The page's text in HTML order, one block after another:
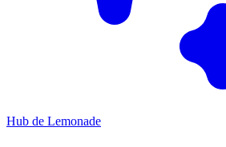
Hub de Lemonade